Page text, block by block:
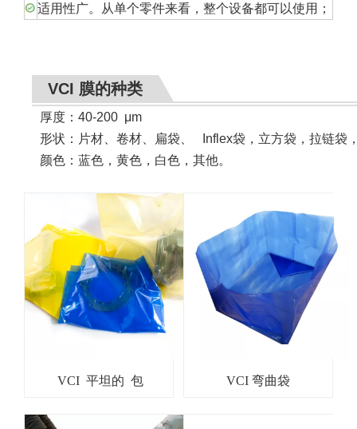
适用性广。从单个零件来看，整个设备都可以使用；
VCI 膜的种类
厚度：40-200 μm
形状 ： 片材、卷材、扁袋、 Inflex袋，立方袋，拉链袋
颜色：蓝色，黄色，白色，其他。
VCI 平坦的 包 VCI 弯曲袋